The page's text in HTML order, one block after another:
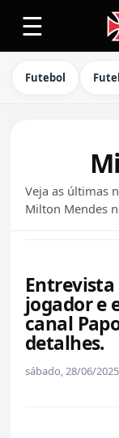
☰
Futebol
Veja as últimas
Milton Mendes
jogador e
canal
detalhes.
sábado, 28/06/